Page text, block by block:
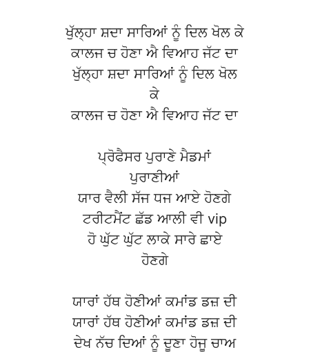
ਖੁੱਲ੍ਹਾ ਸ਼ਦਾ ਸਾਰਿਆਂ ਨੂੰ ਦਿਲ ਖੋਲ ਕੇ
ਕਾਲਜ ਚ ਹੋਣਾ ਐ ਵਿਆਹ ਜੱਟ ਦਾ
ਖੁੱਲ੍ਹਾ ਸ਼ਦਾ ਸਾਰਿਆਂ ਨੂੰ ਦਿਲ ਖੋਲ
ਕੇ
ਕਾਲਜ ਚ ਹੋਣਾ ਐ ਵਿਆਹ ਜੱਟ ਦਾ
ਪ੍ਰੋਫੈਸਰ ਪੁਰਾਣੇ ਮੈਡਮਾਂ
ਪੁਰਾਣੀਆਂ
ਯਾਰ ਵੈਲੀ ਸੱਜ ਧਜ ਆਏ ਹੋਣਗੇ
ਟਰੀਟਮੈਂਟ ਛੱਡ ਆਲੀ ਵੀ vip
ਹੋ ਘੁੱਟ ਘੁੱਟ ਲਾਕੇ ਸਾਰੇ ਛਾਏ
ਹੋਣਗੇ
ਯਾਰਾਂ ਹੱਥ ਹੋਣੀਆਂ ਕਮਾਂਡ ਡਜ਼ ਦੀ
ਯਾਰਾਂ ਹੱਥ ਹੋਣੀਆਂ ਕਮਾਂਡ ਡਜ਼ ਦੀ
ਦੇਖ ਨੱਚ ਦਿਆਂ ਨੂੰ ਦੂਣਾ ਹੋਜੂ ਚਾਅ